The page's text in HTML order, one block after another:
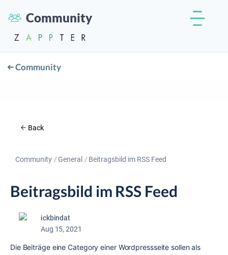
Community
Community
Back
Community General Beitragsbild im RSS Feed
Beitragsbild im RSS Feed
ickbindat
Aug 15, 2021
Die Beiträge eine Category einer Wordpressseite sollen als